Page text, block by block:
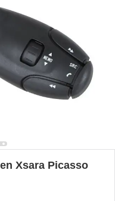
Xsara Picasso